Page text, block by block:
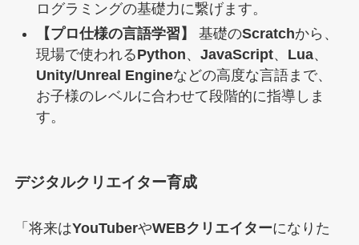
ログラミングの基礎力に繋げます。
【プロ仕様の言語学習】
基礎のScratchから、
現場で使われるPython、 JavaScript、 Lua、
Unity/Unreal Engineなどの高度な言語まで、
お子様のレベルに合わせて段階的に指導しま
す。
デジタルクリエイター育成
「将来はYouTuberやWEBクリエイターになりた